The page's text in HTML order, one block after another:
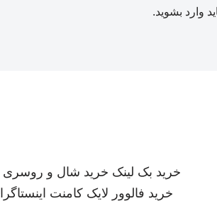
وارد بشوید.
خرید بک لینک خرید شال و روسری
خرید فالوور لایک کامنت